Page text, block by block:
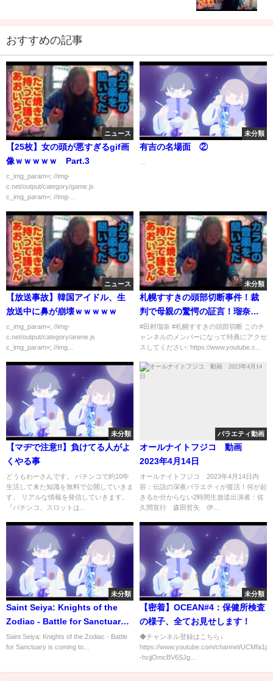
おすすめの記事
ニュース
【25枚】女の頭が悪すぎるgif画
像ｗｗｗｗｗ Part.3
c_img_param=; //img-
c.net/output/category/game.js
c_img_param=; //img-...
未分類
有吉の名場面 ②
...
ニュース
【放送事故】韓国アイドル、生
放送中に鼻が崩壊ｗｗｗｗｗ
c_img_param=; //img-
c.net/output/category/anime.js
c_img_param=; //img...
未分類
札幌すすきの頭部切断事件！裁
判で母親の驚愕の証言！瑠奈は5
人いた！私はナイフで脅され
た！何故ゴミ屋敷になったの
か！父親の修は首を絞められ
た！
#田村瑠奈 #札幌すすきの頭部切断 このチ
ャンネルのメンバーになって特典にアクセ
スしてください: https://www.youtube.c...
未分類
【マヂで注意‼︎】負けてる人がよ
くやる事
どうもわーさんです。 パチンコで約10年
生活して来た知識を無料で公開していきま
す。 リアルな情報を発信していきます。
『パチンコ、スロットは...
バラエティ動画
オールナイトフジコ 動画
2023年4月14日
オールナイトフジコ 2023年4月14日内
容：伝説の深夜バラエティが復活！何が起
きるか分からない2時間生放送出演者：佐
久間宣行 森田哲矢 伊...
未分類
Saint Seiya: Knights of the
Zodiac - Battle for Sanctuary |
OFFICIAL TRAILER
Saint Seiya: Knights of the Zodiac - Battle
for Sanctuary is coming to...
未分類
【密着】OCEAN#4：保健所検査
の様子、全てお見せします！
◆チャンネル登録はこちら↓
https://www.youtube.com/channel/
-hcjjOmcBV6SJg...